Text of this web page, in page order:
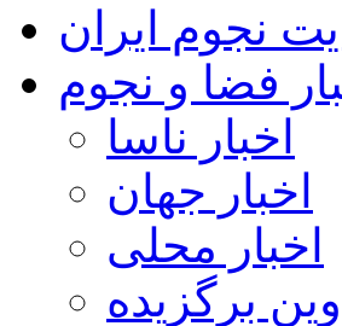
نجوم ایران
فضا و نجوم
اخبار ناسا
اخبار جهان
اخبار محلی
برگزیده